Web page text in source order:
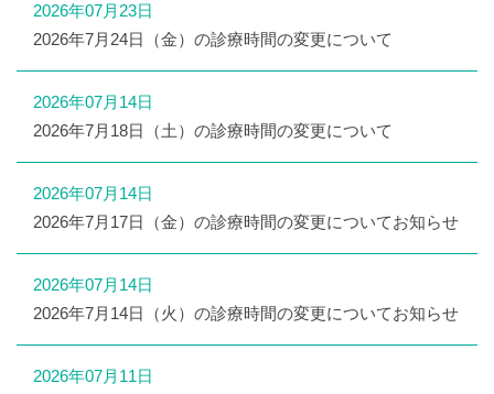
2026年07月23日
2026年7月24日（金）の診療時間の変更について
2026年07月14日
2026年7月18日（土）の診療時間の変更について
2026年07月14日
2026年7月17日（金）の診療時間の変更についてお知らせ
2026年07月14日
2026年7月14日（火）の診療時間の変更についてお知らせ
2026年07月11日